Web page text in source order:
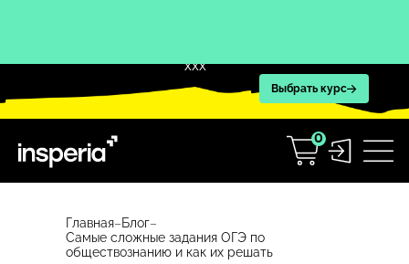
содержимому
XXX
Выбрать курс
0
Главная–Блог–
Самые сложные задания ОГЭ по
обществознанию и как их решать